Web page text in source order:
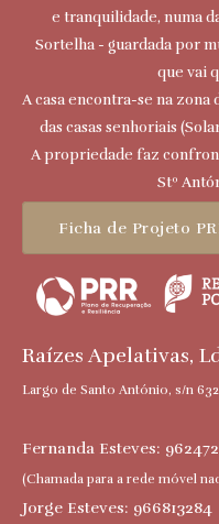
e tranquilidade, numa
Sortelha - guardada por
que vai
A casa encontra-se na
das casas senhoriais
A propriedade faz
Stº
Ficha de Projeto
Raízes Apelativas,
Largo de Santo António, s/n
Fernanda Esteves:
(Chamada para a rede móvel
Jorge Esteves: 966813284